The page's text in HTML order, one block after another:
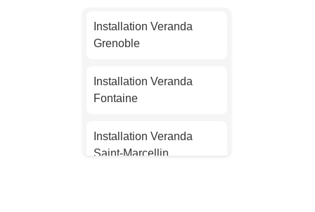
Installation Veranda
Nantes
Installation Veranda
Strasbourg
Installation Veranda
Montpellier
Installation Veranda
Grenoble
Installation Veranda
Fontaine
Installation Veranda
Saint-Marcellin